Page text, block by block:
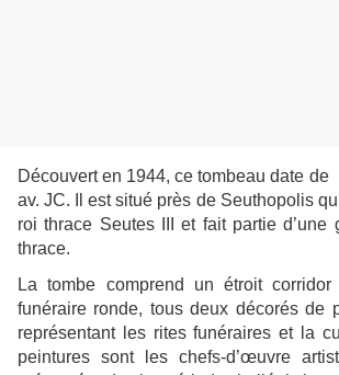
Découvert en 1944, ce tombeau date
av. JC. Il est situé près de Seuthopolis
roi thrace Seutes III et fait partie d’une
thrace.
La tombe comprend un étroit
funéraire ronde, tous deux décorés de
représentant les rites funéraires et la
peintures sont les chefs-d’œuvre